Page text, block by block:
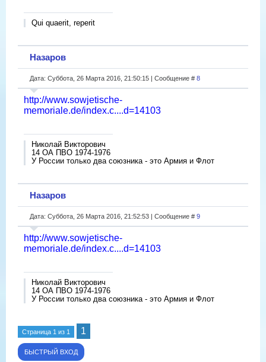
Qui quaerit, reperit
Назаров
Дата: Суббота, 26 Марта 2016, 21:50:15 | Сообщение # 8
http://www.sowjetische-
memoriale.de/index.c....d=14103
Николай Викторович
14 ОА ПВО 1974-1976
У России только два союзника - это Армия и Флот
Назаров
Дата: Суббота, 26 Марта 2016, 21:52:53 | Сообщение # 9
http://www.sowjetische-
memoriale.de/index.c....d=14103
Николай Викторович
14 ОА ПВО 1974-1976
У России только два союзника - это Армия и Флот
Страница 1 из 1 1